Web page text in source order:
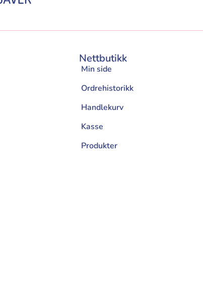
Nettbutikk
Min side
Ordrehistorikk
Handlekurv
Kasse
Produkter